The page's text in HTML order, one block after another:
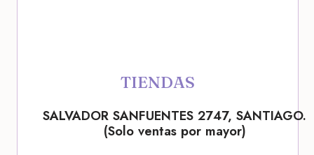
TIENDAS
SALVADOR SANFUENTES 2747, SANTIAGO.
(Solo ventas por mayor)